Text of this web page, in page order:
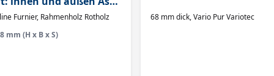
exterior verl.,
Furnier, Rahmenholz Rotholz
mm (H x B x S)
68 mm dick, Vario Pur Variotec